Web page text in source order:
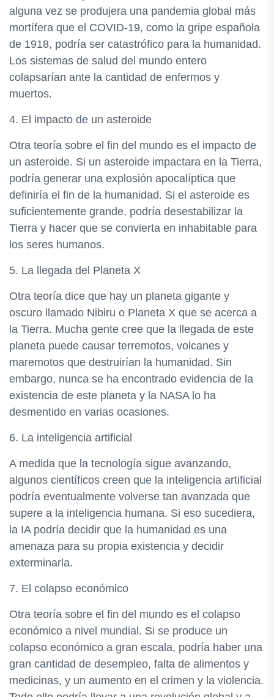
alguna vez se produjera una pandemia global más
mortífera que el COVID-19, como la gripe española
de 1918, podría ser catastrófico para la humanidad.
Los sistemas de salud del mundo entero
colapsarían ante la cantidad de enfermos y
muertos.
4. El impacto de un asteroide
Otra teoría sobre el fin del mundo es el impacto de
un asteroide. Si un asteroide impactara en la Tierra,
podría generar una explosión apocalíptica que
definiría el fin de la humanidad. Si el asteroide es
suficientemente grande, podría desestabilizar la
Tierra y hacer que se convierta en inhabitable para
los seres humanos.
5. La llegada del Planeta X
Otra teoría dice que hay un planeta gigante y
oscuro llamado Nibiru o Planeta X que se acerca a
la Tierra. Mucha gente cree que la llegada de este
planeta puede causar terremotos, volcanes y
maremotos que destruirían la humanidad. Sin
embargo, nunca se ha encontrado evidencia de la
existencia de este planeta y la NASA lo ha
desmentido en varias ocasiones.
6. La inteligencia artificial
A medida que la tecnología sigue avanzando,
algunos científicos creen que la inteligencia artificial
podría eventualmente volverse tan avanzada que
supere a la inteligencia humana. Si eso sucediera,
la IA podría decidir que la humanidad es una
amenaza para su propia existencia y decidir
exterminarla.
7. El colapso económico
Otra teoría sobre el fin del mundo es el colapso
económico a nivel mundial. Si se produce un
colapso económico a gran escala, podría haber una
gran cantidad de desempleo, falta de alimentos y
medicinas, y un aumento en el crimen y la violencia.